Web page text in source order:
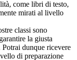
come libri di testo,
mirati al livello
classi sono
la giusta
dunque ricevere
di preparazione